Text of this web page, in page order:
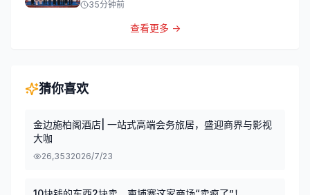
35分钟前
查看更多 →
猜你喜欢
金边施柏阁酒店| 一站式高端会务旅居，盛迎商界与影视
大咖
26,3532026/7/23